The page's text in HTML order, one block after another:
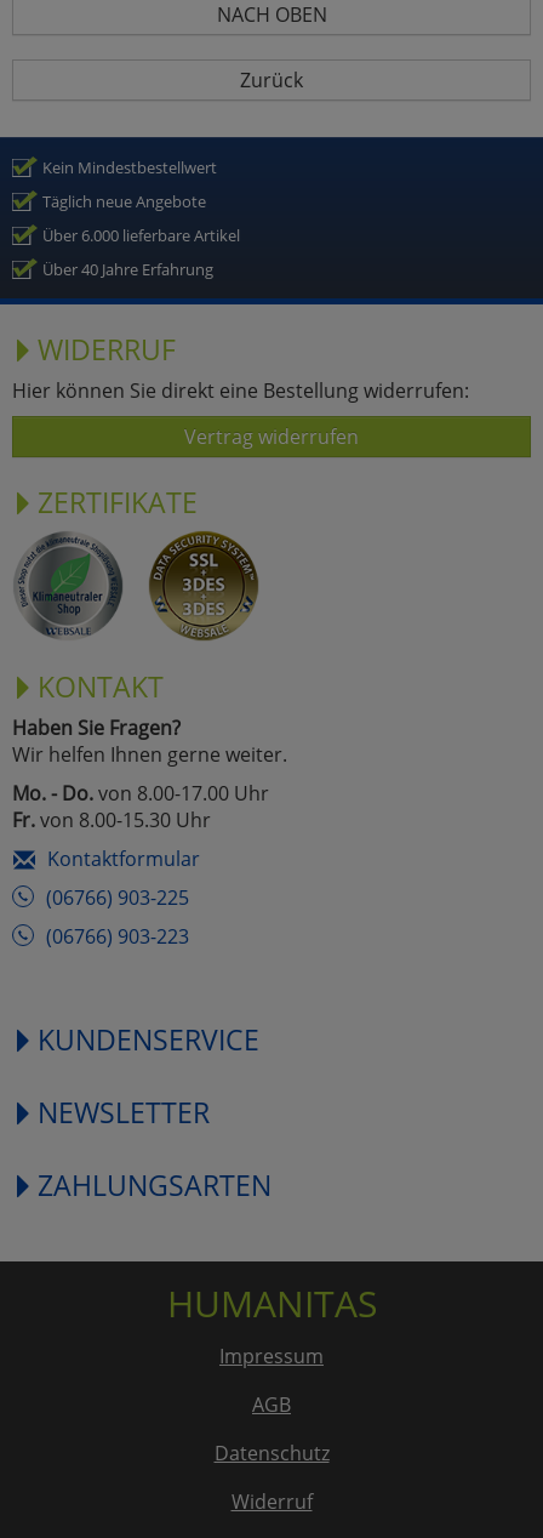
NACH OBEN
Zurück
Kein Mindestbestellwert
Täglich neue Angebote
Über 6.000 lieferbare Artikel
Über 40 Jahre Erfahrung
WIDERRUF
Hier können Sie direkt eine Bestellung widerrufen:
Vertrag widerrufen
ZERTIFIKATE
KONTAKT
Haben Sie Fragen?
Wir helfen Ihnen gerne weiter.
Mo. - Do.von 8.00-17.00 Uhr
Fr.von 8.00-15.30 Uhr
Kontaktformular
(06766) 903-225
(06766) 903-223
KUNDENSERVICE
NEWSLETTER
ZAHLUNGSARTEN
HUMANITAS
Impressum
AGB
Datenschutz
Widerruf